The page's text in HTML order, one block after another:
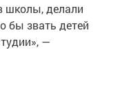
школы, делали
бы звать детей
—